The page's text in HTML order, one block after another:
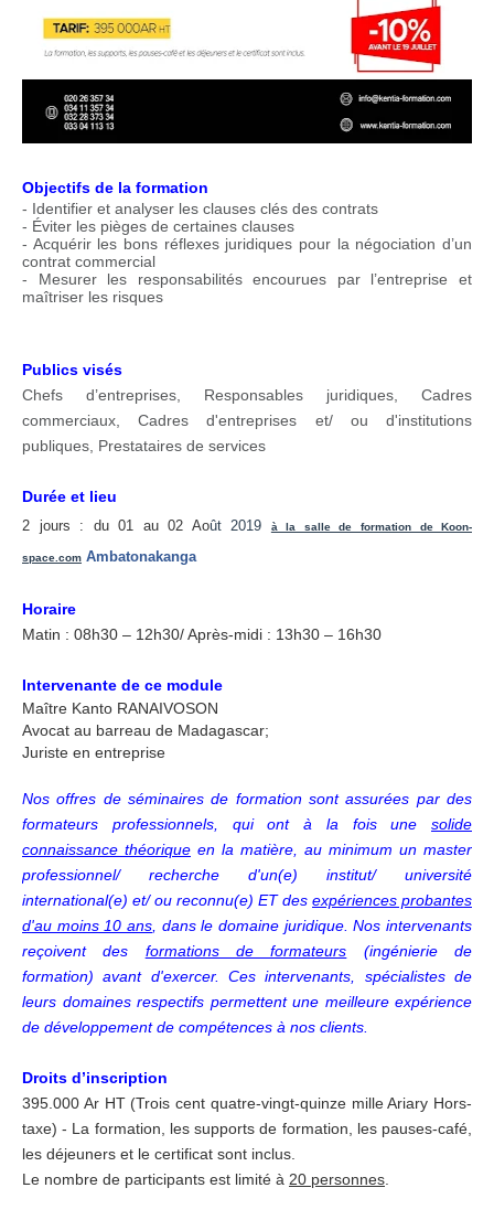
Objectifs de la formation
- Identifier et analyser les clauses clés des contrats
- Éviter les pièges de certaines clauses
- Acquérir les bons réflexes juridiques pour la négociation d’un
contrat commercial
- Mesurer les responsabilités encourues par l’entreprise et
maîtriser les risques
Publics visés
Chefs d’entreprises, Responsables juridiques, Cadres
commerciaux, Cadres d'entreprises et/ ou d'institutions
publiques, Prestataires de services
Durée et lieu
2 jours : du 01 au 02 Août 2019 à la salle de formation de Koon-
space.com Ambatonakanga
Horaire
Matin : 08h30 – 12h30/ Après-midi : 13h30 – 16h30
Intervenante de ce module
Maître Kanto RANAIVOSON
Avocat au barreau de Madagascar;
Juriste en entreprise
Nos offres de séminaires de formation sont assurées par des
formateurs professionnels, qui ont à la fois une solide
connaissance théorique en la matière, au minimum un master
professionnel/ recherche d'un(e) institut/ université
international(e) et/ ou reconnu(e) ET des expériences probantes
d'au moins 10 ans , dans le domaine juridique. Nos intervenants
reçoivent des formations de formateurs (ingénierie de
formation) avant d'exercer. Ces intervenants, spécialistes de
leurs domaines respectifs permettent une meilleure expérience
de développement de compétences à nos clients.
Droits d’inscription
395.000 Ar HT (Trois cent quatre-vingt-quinze mille Ariary Hors-
taxe) - La formation, les supports de formation, les pauses-café,
les déjeuners et le certificat sont inclus.
Le nombre de participants est limité à 20 personnes